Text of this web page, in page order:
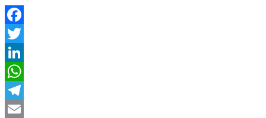
Facebook
Twitter
LinkedIn
WhatsApp
Telegram